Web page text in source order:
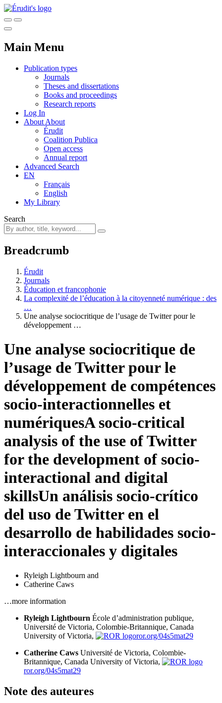
Main Menu
Publication types
Journals
Theses and dissertations
Books and proceedings
Research reports
Log In
About About
Érudit
Coalition Publica
Open access
Annual report
Advanced Search
EN
Français
English
My Library
Search
Breadcrumb
Érudit
Journals
Éducation et francophonie
La complexité de l’éducation à la citoyenneté numérique : des
…
Une analyse sociocritique de l’usage de Twitter pour le
développement …
Une analyse sociocritique de
l’usage de Twitter pour le
développement de compétences
socio-interactionnelles et
numériquesA socio-critical
analysis of the use of Twitter
for the development of socio-
interactional and digital
skillsUn análisis socio-crítico
del uso de Twitter en el
desarrollo de habilidades socio-
interaccionales y digitales
Ryleigh Lightbourn and
Catherine Caws
…more information
Ryleigh Lightbourn École d’administration publique,
Université de Victoria, Colombie-Britannique, Canada
University of Victoria,
ror.org/04s5mat29
Catherine Caws Université de Victoria, Colombie-
Britannique, Canada University of Victoria,
ror.org/04s5mat29
Note des auteures